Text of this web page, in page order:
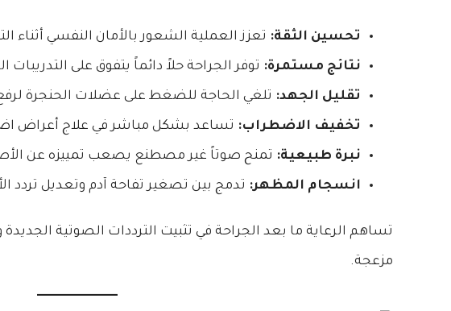
تحسين الثقة: تعزز العملية الشعور بالأمان النفسي أثناء
نتائج مستمرة: توفر الجراحة حلاً دائماً يتفوق على التدريبات
تقليل الجهد: تلغي الحاجة للضغط على عضلات الحنجرة
تخفيف الاضطراب: تساعد بشكل مباشر في علاج أعراض
نبرة طبيعية: تمنح صوتاً غير مصطنع يصعب تمييزه عن
انسجام المظهر: تدمج بين تصغير تفاحة آدم وتعديل تردد
تساهم الرعاية ما بعد الجراحة في تثبيت الترددات الصوتية
مزعجة.